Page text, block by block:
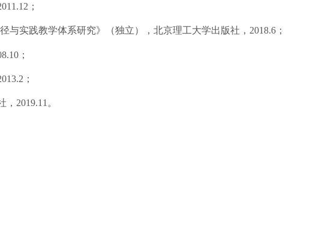
；
与实践教学体系研究》（独立），北京理工大学出版社， 2018.6 ；
；
013.2 ；
，2019.11 。